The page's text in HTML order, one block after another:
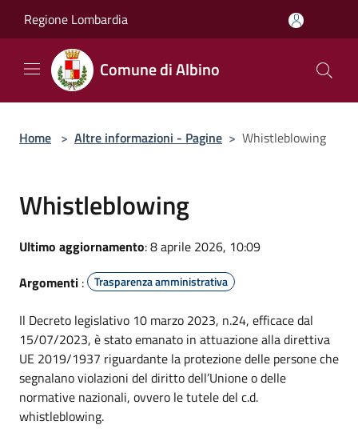
Regione Lombardia
Comune di Albino
Home > Altre informazioni - Pagine > Whistleblowing
Whistleblowing
Ultimo aggiornamento: 8 aprile 2026, 10:09
Argomenti : Trasparenza amministrativa
Il Decreto legislativo 10 marzo 2023, n.24, efficace dal
15/07/2023, è stato emanato in attuazione alla direttiva
UE 2019/1937 riguardante la protezione delle persone che
segnalano violazioni del diritto dell’Unione o delle
normative nazionali, ovvero le tutele del c.d.
whistleblowing.